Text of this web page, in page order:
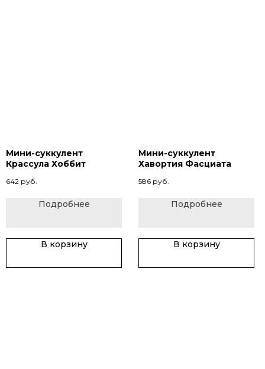
Мини-суккулент
Крассула Хоббит
642 руб.
Подробнее
В корзину
Мини-суккулент
Хавортия Фасциата
586 руб.
Подробнее
В корзину